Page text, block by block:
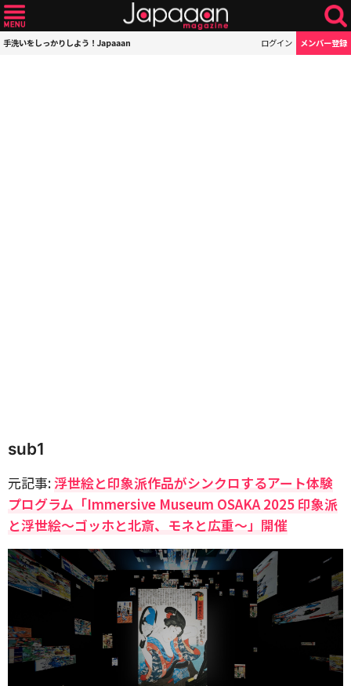
手洗いをしっかりしよう！Japaaan ログイン メンバー登録
sub1
元記事:浮世絵と印象派作品がシンクロするアート体験
プログラム「Immersive Museum OSAKA 2025 印象派
と浮世絵～ゴッホと北斎、モネと広重～」開催